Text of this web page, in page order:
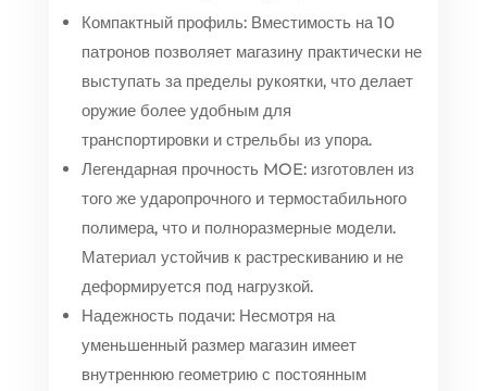
Компактный профиль: Вместимость на 10
патронов позволяет магазину практически не
выступать за пределы рукоятки, что делает
оружие более удобным для
транспортировки и стрельбы из упора.
Легендарная прочность MOE: изготовлен из
того же ударопрочного и термостабильного
полимера, что и полноразмерные модели.
Материал устойчив к растрескиванию и не
деформируется под нагрузкой.
Надежность подачи: Несмотря на
уменьшенный размер магазин имеет
внутреннюю геометрию с постоянным